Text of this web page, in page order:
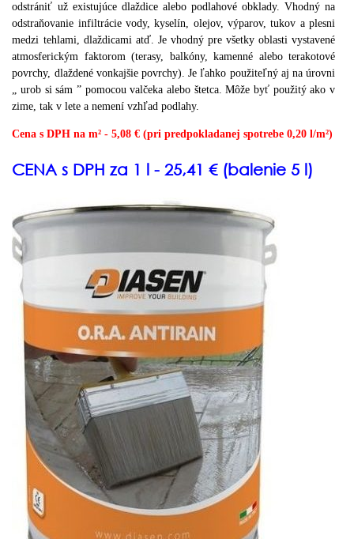
odstrániť už existujúce dlaždice alebo podlahové obklady. Vhodný na
odstraňovanie infiltrácie vody, kyselín, olejov, výparov, tukov a plesni
medzi tehlami, dlaždicami atď. Je vhodný pre všetky oblasti vystavené
atmosferickým faktorom (terasy, balkóny, kamenné alebo terakotové
povrchy, dlaždené vonkajšie povrchy). Je ľahko použiteľný aj na úrovni
„ urob si sám ” pomocou valčeka alebo štetca. Môže byť použitý ako v
zime, tak v lete a nemení vzhľad podlahy.
Cena s DPH na m² - 5,08 € (pri predpokladanej spotrebe 0,20 l/m²)
CENA s DPH za 1 l - 25,41 € (balenie 5 l)